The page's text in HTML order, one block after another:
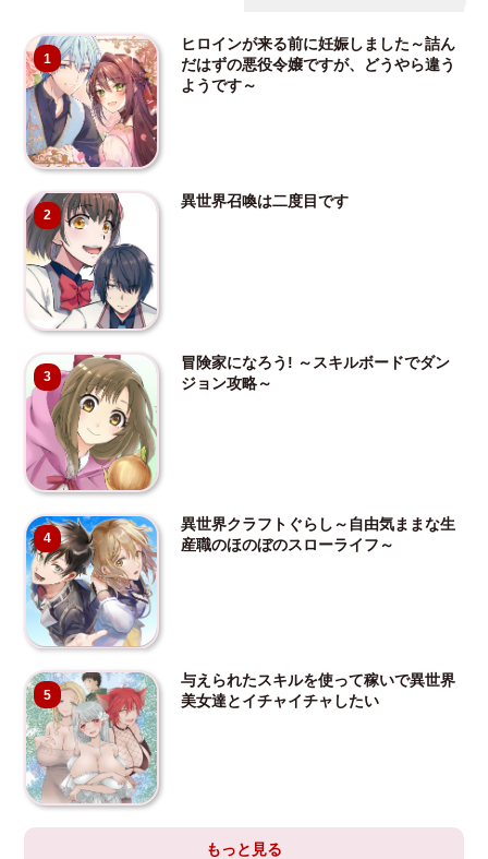
1
ヒロインが来る前に妊娠しました～詰ん
だはずの悪役令嬢ですが、どうやら違う
ようです～
2
異世界召喚は二度目です
3
冒険家になろう! ～スキルボードでダン
ジョン攻略～
4
異世界クラフトぐらし～自由気ままな生
産職のほのぼのスローライフ～
5
与えられたスキルを使って稼いで異世界
美女達とイチャイチャしたい
もっと見る